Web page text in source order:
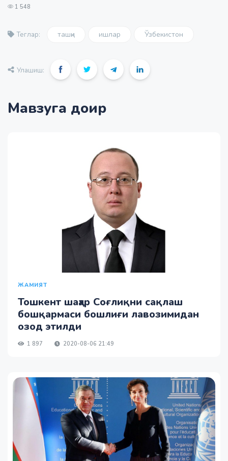
1 548
Теглар: ташқи ишлар Ўзбекистон
Улашиш:
Мавзуга доир
ЖАМИЯТ
Тошкент шаҳар Соғлиқни сақлаш
бошқармаси бошлиғи лавозимидан
озод этилди
1 897 2020-08-06 21:49